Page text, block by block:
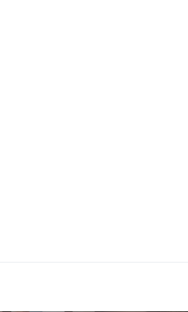
femmes références
inscrivant à notre newsletter
: